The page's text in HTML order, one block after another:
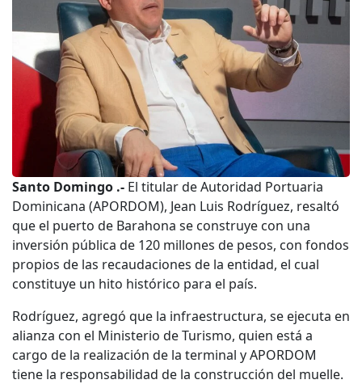
Santo Domingo .- El titular de Autoridad Portuaria
Dominicana (APORDOM), Jean Luis Rodríguez, resaltó
que el puerto de Barahona se construye con una
inversión pública de 120 millones de pesos, con fondos
propios de las recaudaciones de la entidad, el cual
constituye un hito histórico para el país.
Rodríguez, agregó que la infraestructura, se ejecuta en
alianza con el Ministerio de Turismo, quien está a
cargo de la realización de la terminal y APORDOM
tiene la responsabilidad de la construcción del muelle.